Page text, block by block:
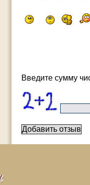
Введите сумму